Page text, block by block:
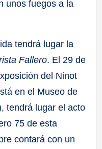
unos fuegos a la
tendrá lugar la
Fallero. El 29 de
del Ninot
en el Museo de
tendrá lugar el acto
75 de esta
contará con un